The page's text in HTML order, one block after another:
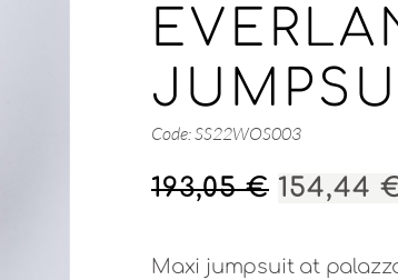
Code: SS22WOS003
193,05€
WAS:
154,44
Maxi jumpsuit at